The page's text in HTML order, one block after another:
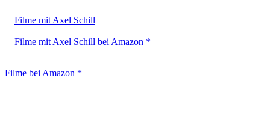
Filme mit Axel Schill
Filme mit Axel Schill bei Amazon *
Filme bei Amazon *